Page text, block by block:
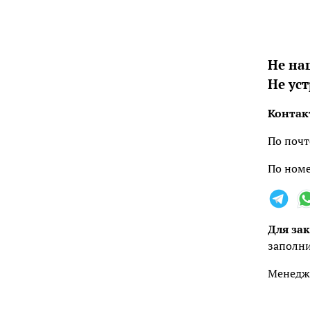
Не
Не
По
По
Для